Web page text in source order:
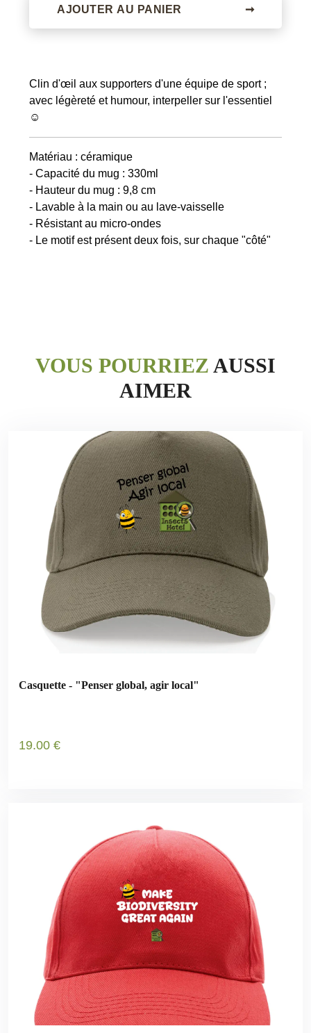
AJOUTER AU PANIER ➞
Clin d'œil aux supporters d'une équipe de sport ;
avec légèreté et humour, interpeller sur l'essentiel
☺
Matériau : céramique
- Capacité du mug : 330ml
- Hauteur du mug : 9,8 cm
- Lavable à la main ou au lave-vaisselle
- Résistant au micro-ondes
VOUS POURRIEZ AUSSI
AIMER
Casquette - "Penser global, agir local"
19.00 €